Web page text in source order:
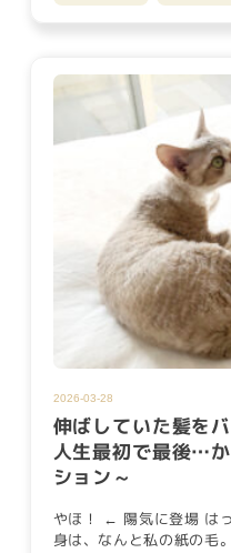
2026-03-28
伸ばしていた髪を
人生最初で最後…
ション～
やほ！ ← 陽気に登場 は
身は、なんと私の紙の毛